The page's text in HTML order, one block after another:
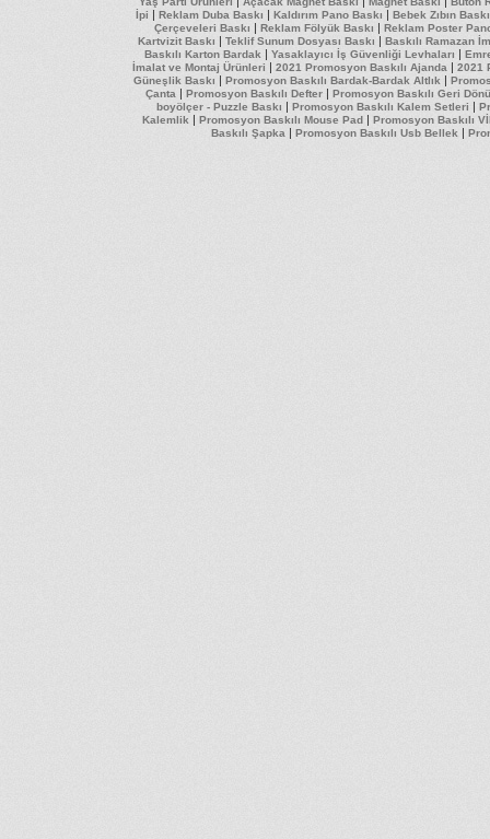
İpi | Reklam Duba Baskı | Kaldırım Pano Baskı | Bebek Zıbın Baskı
Çerçeveleri Baskı | Reklam Fölyük Baskı | Reklam Poster
Kartvizit Baskı | Teklif Sunum Dosyası Baskı | Baskılı Ramazan
Baskılı Karton Bardak | Yasaklayıcı İş Güvenliği Levhaları |
İmalat ve Montaj Ürünleri | 2021 Promosyon Baskılı Ajanda | 2021
Güneşlik Baskı | Promosyon Baskılı Bardak-Bardak Altlık |
Çanta | Promosyon Baskılı Defter | Promosyon Baskılı Geri
boyölçer - Puzzle Baskı | Promosyon Baskılı Kalem Setleri |
Kalemlik | Promosyon Baskılı Mouse Pad | Promosyon Baskılı
Baskılı Şapka | Promosyon Baskılı Usb Bellek |